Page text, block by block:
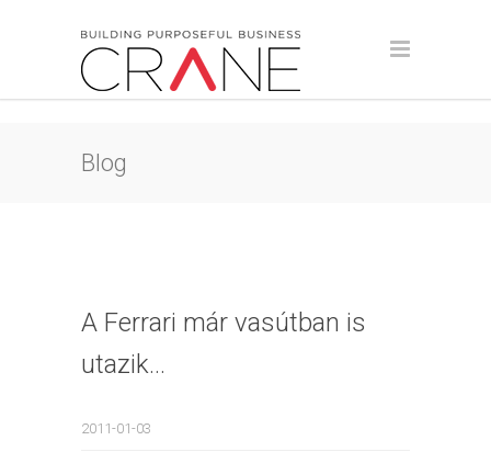
Blog
A Ferrari már vasútban is
utazik…
2011-01-03